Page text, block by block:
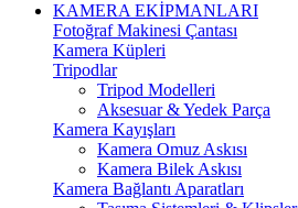
KAMERA EKİPMANLARI
Fotoğraf Makinesi Çantası
Kamera Küpleri
Tripodlar
Tripod Modelleri
Aksesuar & Yedek Parça
Kamera Kayışları
Kamera Omuz Askısı
Kamera Bilek Askısı
Kamera Bağlantı Aparatları